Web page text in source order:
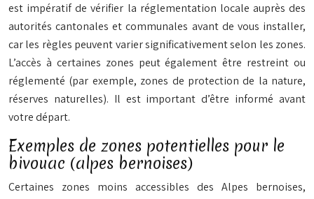
est impératif de vérifier la réglementation locale auprès des
autorités cantonales et communales avant de vous installer,
car les règles peuvent varier significativement selon les zones.
L’accès à certaines zones peut également être restreint ou
réglementé (par exemple, zones de protection de la nature,
réserves naturelles). Il est important d’être informé avant
votre départ.
Exemples de zones potentielles pour le
bivouac (alpes bernoises)
Certaines zones moins accessibles des Alpes bernoises,